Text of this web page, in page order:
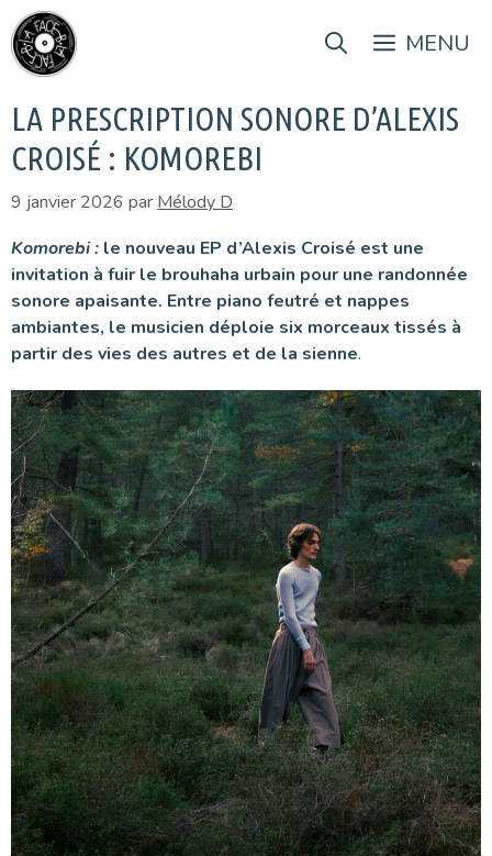
Aller
au
contenu
MENU
LA PRESCRIPTION SONORE D’ALEXIS
CROISÉ : KOMOREBI
9 janvier 2026 par Mélody D
Komorebi : le nouveau EP d’Alexis Croisé est une
invitation à fuir le brouhaha urbain pour une randonnée
sonore apaisante. Entre piano feutré et nappes
ambiantes, le musicien déploie six morceaux tissés à
partir des vies des autres et de la sienne.